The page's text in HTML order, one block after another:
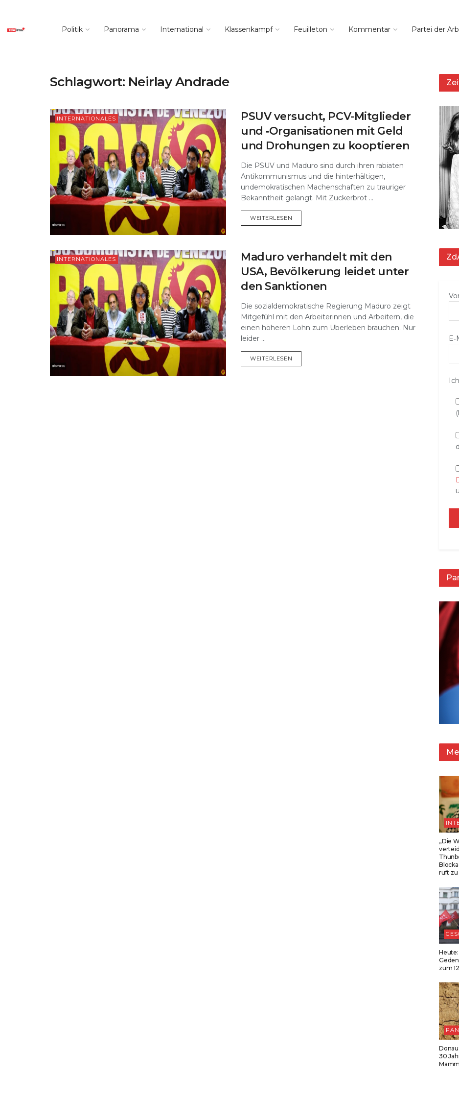
Politik Panorama International Klassenkampf Feuilleton Kommentar Partei der
Schlagwort: Neirlay Andrade
INTERNATIONALES
PSUV versucht, PCV-Mitglieder
und ‑Organisationen mit Geld
und Drohungen zu kooptieren
Die PSUV und Maduro sind durch ihren rabiaten
Antikommunismus und die hinterhältigen,
undemokratischen Machenschaften zu trauriger
Bekanntheit gelangt. Mit Zuckerbrot ...
WEITERLESEN
INTERNATIONALES
Maduro verhandelt mit den
USA, Bevölkerung leidet unter
den Sanktionen
Die sozialdemokratische Regierung Maduro zeigt
Mitgefühl mit den Arbeiterinnen und Arbeitern, die
einen höheren Lohn zum Überleben brauchen. Nur
leider ...
WEITERLESEN
„Die
ruft zu
Heute:
zum
30